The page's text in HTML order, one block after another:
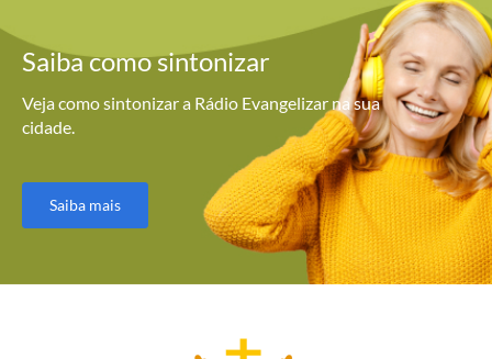
Saiba comosintonizar
Veja como sintonizar a Rádio Evangelizar na sua
cidade.
Saiba mais